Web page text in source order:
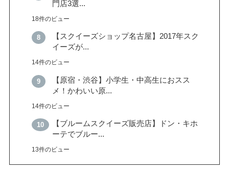
門店3選...
18件のビュー
【スクイーズショップ名古屋】2017年スク
イーズが...
14件のビュー
【原宿・渋谷】小学生・中高生におスス
メ！かわいい原...
14件のビュー
【ブルームスクイーズ販売店】ドン・キホ
ーテでブルー...
13件のビュー